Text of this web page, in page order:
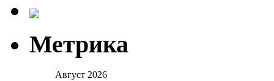
Метрика
Август 2026